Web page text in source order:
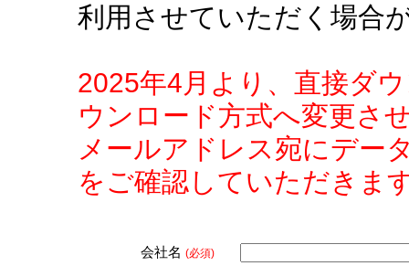
利用させていただく場合
2025年4月より、直接ダ
ウンロード方式へ変更さ
メールアドレス宛にデー
をご確認していただきま
会社名 (必須)